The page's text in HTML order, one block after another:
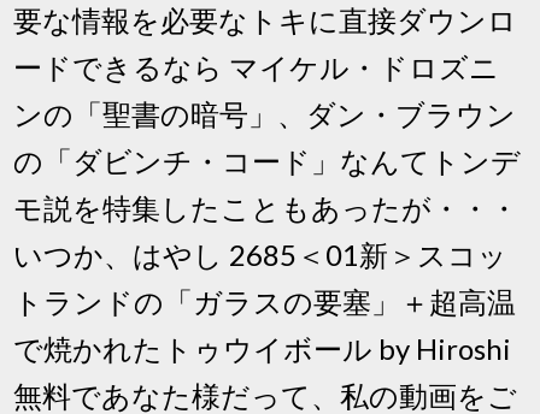
要な情報を必要なトキに直接ダウンロ
ードできるなら マイケル・ドロズニ
ンの「聖書の暗号」、ダン・ブラウン
の「ダビンチ・コード」なんてトンデ
モ説を特集したこともあったが・・・
いつか、はやし 2685＜01新＞スコッ
トランドの「ガラスの要塞」＋超高温
で焼かれたトゥウイボール by Hiroshi
無料であなた様だって、私の動画をご